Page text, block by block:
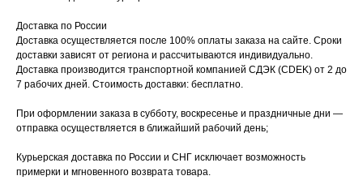
Доставка по России
Доставка осуществляется после 100% оплаты заказа на сайте. Сроки
доставки зависят от региона и рассчитываются индивидуально.
Доставка производится транспортной компанией СДЭК (CDEK) от 2 до
7 рабочих дней. Стоимость доставки: бесплатно.
При оформлении заказа в субботу, воскресенье и праздничные дни —
отправка осуществляется в ближайший рабочий день;
Курьерская доставка по России и СНГ исключает возможность
примерки и мгновенного возврата товара.